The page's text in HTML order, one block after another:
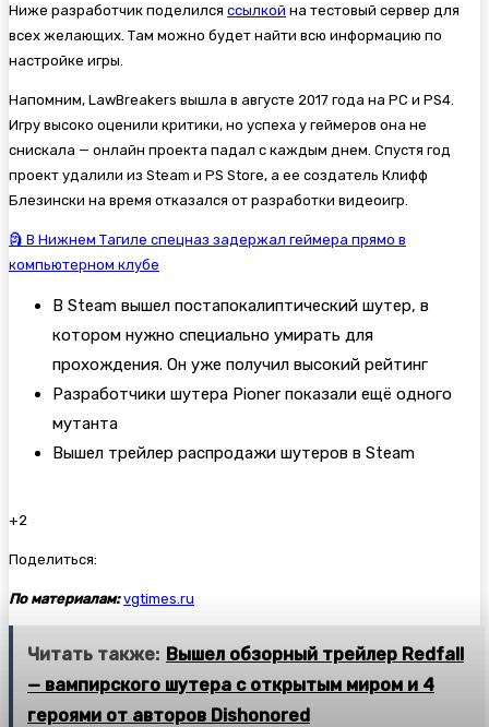
Ниже разработчик поделился ссылкой на тестовый сервер для
всех желающих. Там можно будет найти всю информацию по
настройке игры.
Напомним, LawBreakers вышла в августе 2017 года на PC и PS4.
Игру высоко оценили критики, но успеха у геймеров она не
снискала — онлайн проекта падал с каждым днем. Спустя год
проект удалили из Steam и PS Store, а ее создатель Клифф
Блезински на время отказался от разработки видеоигр.
🗿 В Нижнем Тагиле спецназ задержал геймера прямо в
компьютерном клубе
В Steam вышел постапокалиптический шутер, в
котором нужно специально умирать для
прохождения. Он уже получил высокий рейтинг
Разработчики шутера Pioner показали ещё одного
мутанта
Вышел трейлер распродажи шутеров в Steam
+2
Поделиться:
По материалам: vgtimes.ru
Читать также: Вышел обзорный трейлер Redfall
— вампирского шутера с открытым миром и 4
героями от авторов Dishonored